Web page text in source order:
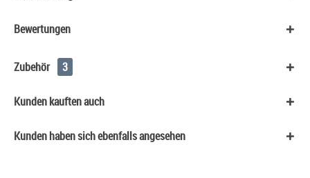
Bewertungen
Zubehör 3
Kunden kauften auch
Kunden haben sich ebenfalls angesehen